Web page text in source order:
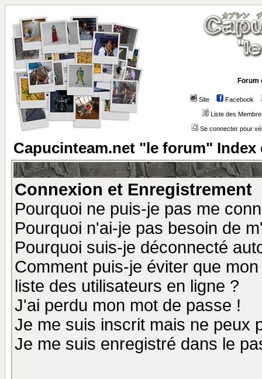
Forum
Site Facebook
Liste des
Se connecter pour
Capucinteam.net "le forum" Index
Connexion et Enregistrement
Pourquoi ne puis-je pas me
Pourquoi n'ai-je pas besoin de
Pourquoi suis-je déconnecté
Comment puis-je éviter que
liste des utilisateurs en ligne ?
J'ai perdu mon mot de passe !
Je me suis inscrit mais ne peux
Je me suis enregistré dans le